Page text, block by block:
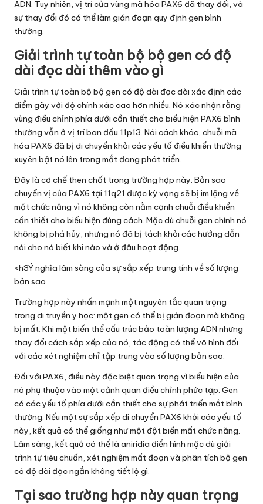
ADN. Tuy nhiên, vị trí của vùng mã hóa PAX6 đã thay đổi, và
sự thay đổi đó có thể làm gián đoạn quy định gen bình
thường.
Giải trình tự toàn bộ bộ gen có độ
dài đọc dài thêm vào gì
Giải trình tự toàn bộ bộ gen có độ dài đọc dài xác định các
điểm gãy với độ chính xác cao hơn nhiều. Nó xác nhận rằng
vùng điều chỉnh phía dưới cần thiết cho biểu hiện PAX6 bình
thường vẫn ở vị trí ban đầu 11p13. Nói cách khác, chuỗi mã
hóa PAX6 đã bị di chuyển khỏi các yếu tố điều khiển thường
xuyên bật nó lên trong mắt đang phát triển.
Đây là cơ chế then chốt trong trường hợp này. Bản sao
chuyển vị của PAX6 tại 11q21 được kỳ vọng sẽ bị im lặng về
mặt chức năng vì nó không còn nằm cạnh chuỗi điều khiển
cần thiết cho biểu hiện đúng cách. Mặc dù chuỗi gen chính nó
không bị phá hủy, nhưng nó đã bị tách khỏi các hướng dẫn
nói cho nó biết khi nào và ở đâu hoạt động.
<h3Ý nghĩa lâm sàng của sự sắp xếp trung tính về số lượng
bản sao
Trường hợp này nhấn mạnh một nguyên tắc quan trọng
trong di truyền y học: một gen có thể bị gián đoạn mà không
bị mất. Khi một biến thể cấu trúc bảo toàn lượng ADN nhưng
thay đổi cách sắp xếp của nó, tác động có thể vô hình đối
với các xét nghiệm chỉ tập trung vào số lượng bản sao.
Đối với PAX6, điều này đặc biệt quan trọng vì biểu hiện của
nó phụ thuộc vào một cảnh quan điều chỉnh phức tạp. Gen
có các yếu tố phía dưới cần thiết cho sự phát triển mắt bình
thường. Nếu một sự sắp xếp di chuyển PAX6 khỏi các yếu tố
này, kết quả có thể giống như một đột biến mất chức năng.
Lâm sàng, kết quả có thể là aniridia điển hình mặc dù giải
trình tự tiêu chuẩn, xét nghiệm mất đoạn và phân tích bộ gen
có độ dài đọc ngắn không tiết lộ gì.
Tại sao trường hợp này quan trọng